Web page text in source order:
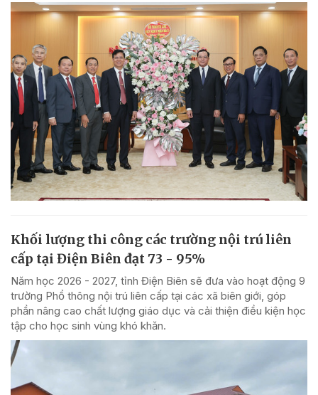
Khối lượng thi công các trường nội trú liên
cấp tại Điện Biên đạt 73 - 95%
Năm học 2026 - 2027, tỉnh Điện Biên sẽ đưa vào hoạt động 9
trường Phổ thông nội trú liên cấp tại các xã biên giới, góp
phần nâng cao chất lượng giáo dục và cải thiện điều kiện học
tập cho học sinh vùng khó khăn.